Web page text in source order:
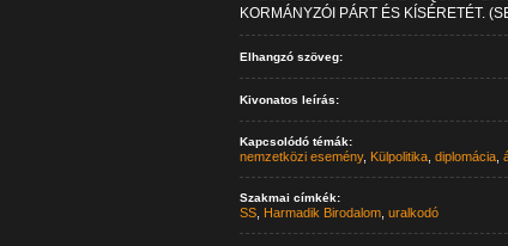
KORMÁNYZÓI PÁRT ÉS KÍSÉRETÉT.
Elhangzó szöveg:
Kivonatos leírás:
Kapcsolódó témák:
nemzetközi esemény, Külpolitika, diplomácia,
Szakmai címkék:
SS, Harmadik Birodalom, uralkodó